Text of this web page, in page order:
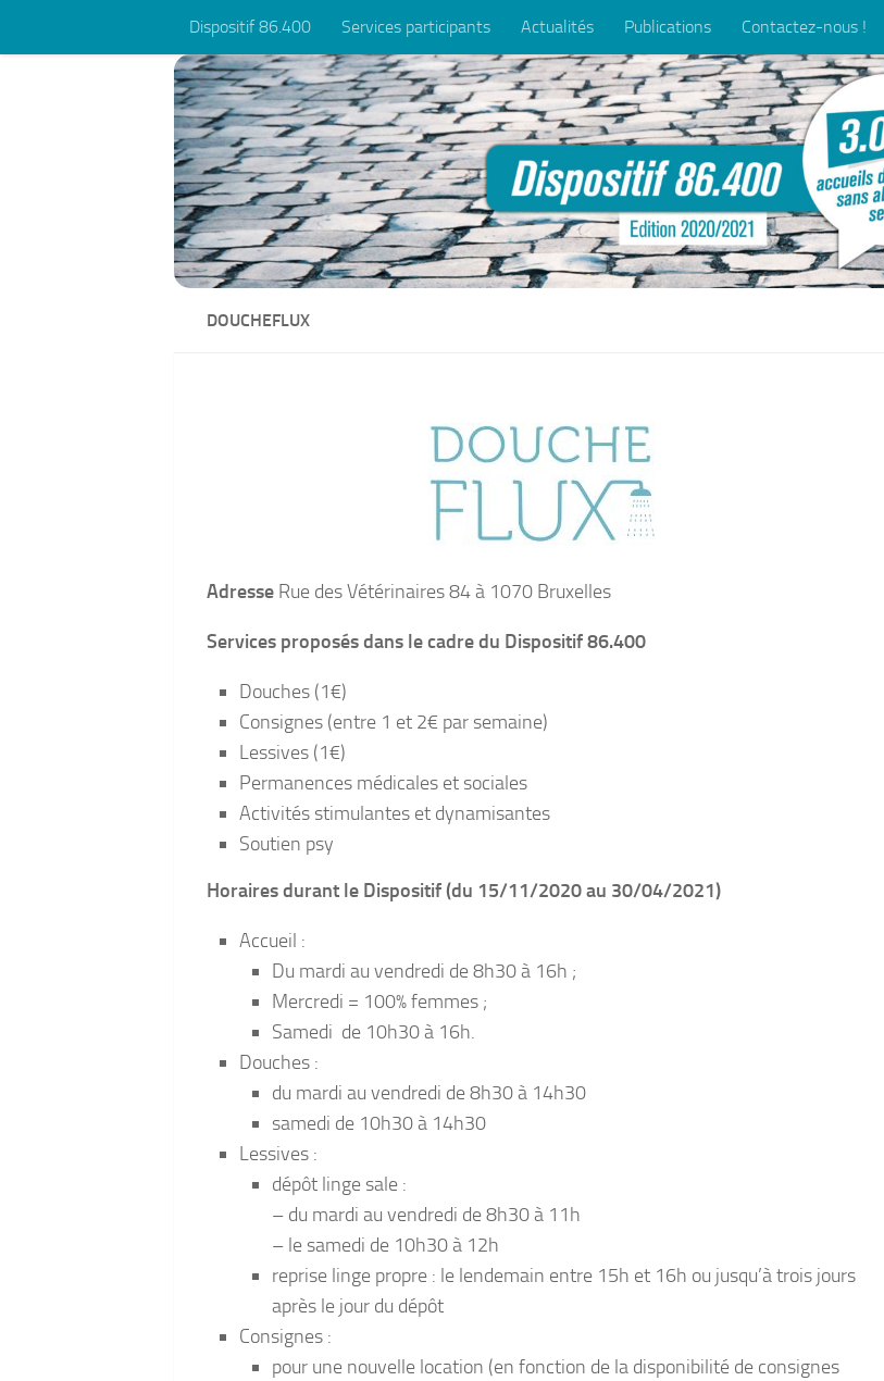
Dispositif 86.400 Services participants Actualités Publications Contactez-nous !
DOUCHEFLUX
Adresse Rue des Vétérinaires 84 à 1070 Bruxelles
Services proposés dans le cadre du Dispositif 86.400
Douches (1€)
Consignes (entre 1 et 2€ par semaine)
Lessives (1€)
Permanences médicales et sociales
Activités stimulantes et dynamisantes
Soutien psy
Horaires durant le Dispositif (du 15/11/2020 au 30/04/2021)
Accueil :
Du mardi au vendredi de 8h30 à 16h ;
Mercredi = 100% femmes ;
Samedi de 10h30 à 16h.
Douches :
du mardi au vendredi de 8h30 à 14h30
samedi de 10h30 à 14h30
Lessives :
dépôt linge sale :
– du mardi au vendredi de 8h30 à 11h
– le samedi de 10h30 à 12h
reprise linge propre : le lendemain entre 15h et 16h ou jusqu’à trois jours
après le jour du dépôt
Consignes :
pour une nouvelle location (en fonction de la disponibilité de consignes